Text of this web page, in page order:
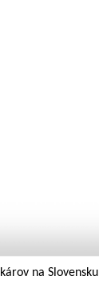
na Slovensku